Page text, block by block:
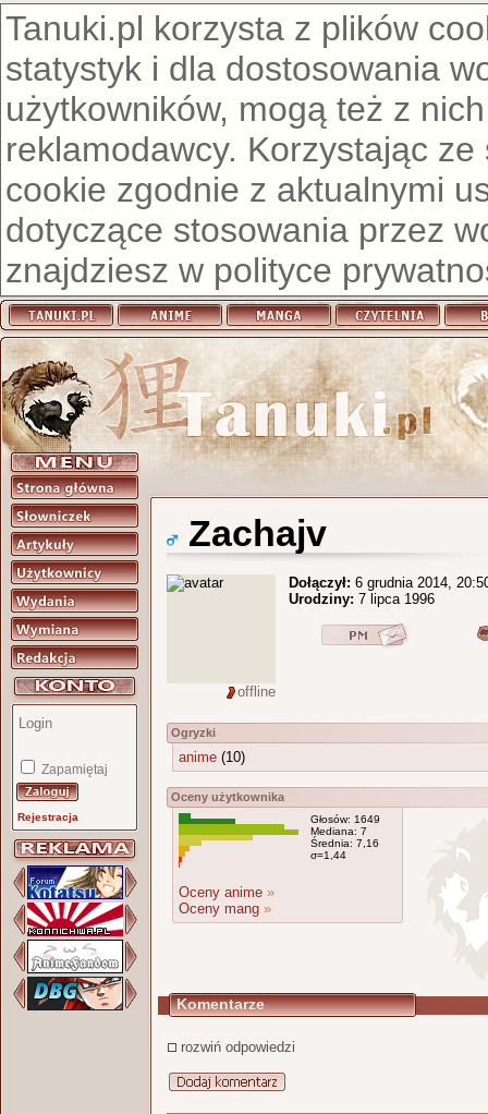
Tanuki.pl korzysta z plików
statystyk i dla dostosowania
użytkowników, mogą też z
reklamodawcy. Korzystając
cookie zgodnie z aktualnymi
dotyczące stosowania przez
znajdziesz w polityce
Zapamiętaj
Rejestracja
Zachajv
offline
Dołączył: 6 grudnia 2014,
Urodziny: 7 lipca 1996
Ogryzki
anime (10)
Oceny użytkownika
Głosów: 1649
Mediana: 7
Średnia: 7,16
σ=1,44
Oceny anime »
Oceny mang »
Komentarze
rozwiń odpowiedzi